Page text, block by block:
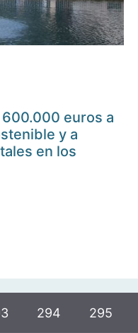
euros a
y a
en los
294 295